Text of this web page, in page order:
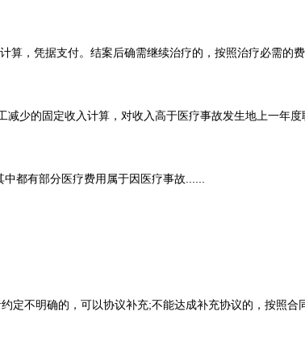
，凭据支付。结案后确需继续治疗的，按照治疗必需
少的固定收入计算，对收入高于医疗事故发生地上一年度
都有部分医疗费用属于因医疗事故......
不明确的，可以协议补充;不能达成补充协议的，按照合